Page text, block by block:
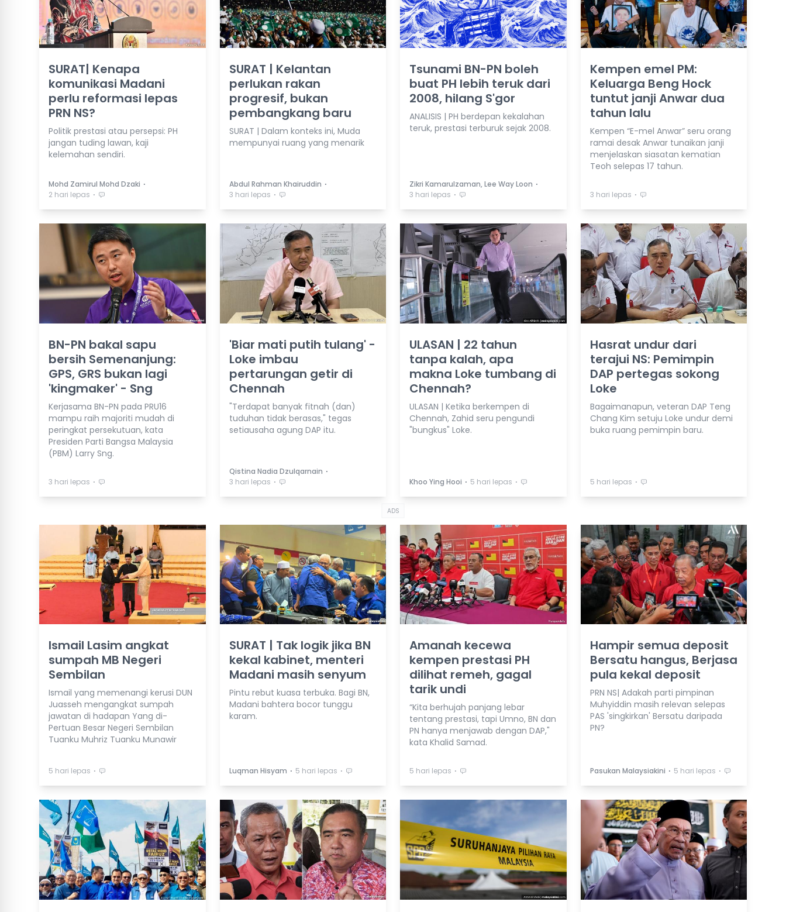
SURAT| Kenapa
komunikasi Madani
perlu reformasi lepas
PRN NS?
Politik prestasi atau persepsi: PH
jangan tuding lawan, kaji
kelemahan sendiri.
Mohd Zamirul Mohd Dzaki ⋅
2 hari lepas ⋅
SURAT | Kelantan
perlukan rakan
progresif, bukan
pembangkang baru
SURAT | Dalam konteks ini, Muda
mempunyai ruang yang menarik
Abdul Rahman Khairuddin ⋅
3 hari lepas ⋅
Tsunami BN-PN boleh
buat PH lebih teruk dari
2008, hilang S'gor
ANALISIS | PH berdepan kekalahan
teruk, prestasi terburuk sejak 2008.
Zikri Kamarulzaman, Lee Way Loon ⋅
3 hari lepas ⋅
Kempen emel PM:
Keluarga Beng Hock
tuntut janji Anwar dua
tahun lalu
Kempen “E-mel Anwar” seru orang
ramai desak Anwar tunaikan janji
menjelaskan siasatan kematian
Teoh selepas 17 tahun.
3 hari lepas ⋅
BN-PN bakal sapu
bersih Semenanjung:
GPS, GRS bukan lagi
'kingmaker' - Sng
Kerjasama BN-PN pada PRU16
mampu raih majoriti mudah di
peringkat persekutuan, kata
Presiden Parti Bangsa Malaysia
(PBM) Larry Sng.
3 hari lepas ⋅
'Biar mati putih tulang' -
Loke imbau
pertarungan getir di
Chennah
"Terdapat banyak fitnah (dan)
tuduhan tidak berasas," tegas
setiausaha agung DAP itu.
Qistina Nadia Dzulqarnain ⋅
3 hari lepas ⋅
ULASAN | 22 tahun
tanpa kalah, apa
makna Loke tumbang di
Chennah?
ULASAN | Ketika berkempen di
Chennah, Zahid seru pengundi
"bungkus" Loke.
Khoo Ying Hooi ⋅ 5 hari lepas ⋅
Hasrat undur dari
terajui NS: Pemimpin
DAP pertegas sokong
Loke
Bagaimanapun, veteran DAP Teng
Chang Kim setuju Loke undur demi
buka ruang pemimpin baru.
5 hari lepas ⋅
ADS
Ismail Lasim angkat
sumpah MB Negeri
Sembilan
Ismail yang memenangi kerusi DUN
Juasseh mengangkat sumpah
jawatan di hadapan Yang di-
Pertuan Besar Negeri Sembilan
Tuanku Muhriz Tuanku Munawir
5 hari lepas ⋅
SURAT | Tak logik jika BN
kekal kabinet, menteri
Madani masih senyum
Pintu rebut kuasa terbuka. Bagi BN,
Madani bahtera bocor tunggu
karam.
Luqman Hisyam ⋅ 5 hari lepas ⋅
Amanah kecewa
kempen prestasi PH
dilihat remeh, gagal
tarik undi
“Kita berhujah panjang lebar
tentang prestasi, tapi Umno, BN dan
PN hanya menjawab dengan DAP,"
kata Khalid Samad.
5 hari lepas ⋅
Hampir semua deposit
Bersatu hangus, Berjasa
pula kekal deposit
PRN NS| Adakah parti pimpinan
Muhyiddin masih relevan selepas
PAS 'singkirkan' Bersatu daripada
PN?
Pasukan Malaysiakini ⋅ 5 hari lepas ⋅